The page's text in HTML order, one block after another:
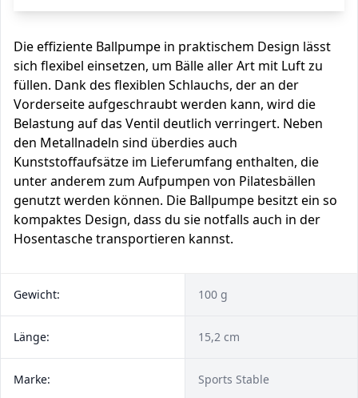
Die effiziente Ballpumpe in praktischem Design lässt
sich flexibel einsetzen, um Bälle aller Art mit Luft zu
füllen. Dank des flexiblen Schlauchs, der an der
Vorderseite aufgeschraubt werden kann, wird die
Belastung auf das Ventil deutlich verringert. Neben
den Metallnadeln sind überdies auch
Kunststoffaufsätze im Lieferumfang enthalten, die
unter anderem zum Aufpumpen von Pilatesbällen
genutzt werden können. Die Ballpumpe besitzt ein so
kompaktes Design, dass du sie notfalls auch in der
Hosentasche transportieren kannst.
Gewicht: 100 g
Länge: 15,2 cm
Marke: Sports Stable